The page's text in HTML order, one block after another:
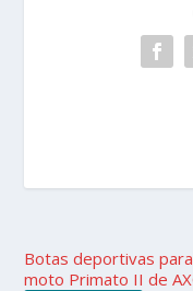
Botas deportivas para
moto Primato II de